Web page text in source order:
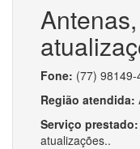
Fone: (77) 98149-
Região atendida:
Serviço prestado:
atualizações..